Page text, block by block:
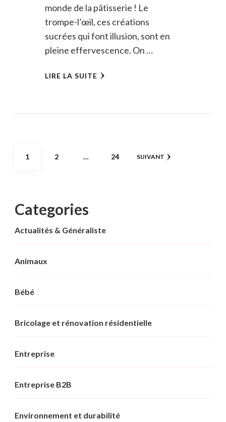
monde de la pâtisserie ! Le
trompe-l’œil, ces créations
sucrées qui font illusion, sont en
pleine effervescence. On …
LIRE LA SUITE
Pagination
PAGE
1 PAGE
2 … PAGE
24 SUIVANT
Categories
Actualités & Généraliste
Animaux
Bébé
Bricolage et rénovation résidentielle
Entreprise
Entreprise B2B
Environnement et durabilité